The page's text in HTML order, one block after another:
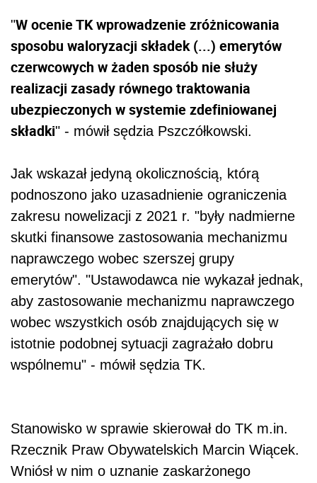
"W ocenie TK wprowadzenie zróżnicowania
sposobu waloryzacji składek (...) emerytów
czerwcowych w żaden sposób nie służy
realizacji zasady równego traktowania
ubezpieczonych w systemie zdefiniowanej
składki" - mówił sędzia Pszczółkowski.
Jak wskazał jedyną okolicznością, którą
podnoszono jako uzasadnienie ograniczenia
zakresu nowelizacji z 2021 r. "były nadmierne
skutki finansowe zastosowania mechanizmu
naprawczego wobec szerszej grupy
emerytów". "Ustawodawca nie wykazał jednak,
aby zastosowanie mechanizmu naprawczego
wobec wszystkich osób znajdujących się w
istotnie podobnej sytuacji zagrażało dobru
wspólnemu" - mówił sędzia TK.
Stanowisko w sprawie skierował do TK m.in.
Rzecznik Praw Obywatelskich Marcin Wiącek.
Wniósł w nim o uznanie zaskarżonego